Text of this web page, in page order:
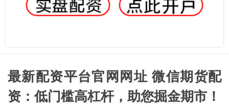
最新配资平台官网网址 微信期货配
资：低门槛高杠杆，助您掘金期市！